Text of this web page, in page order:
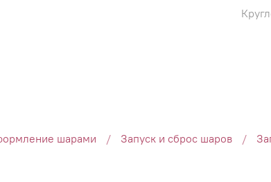
шарами Запуск и сброс шаров